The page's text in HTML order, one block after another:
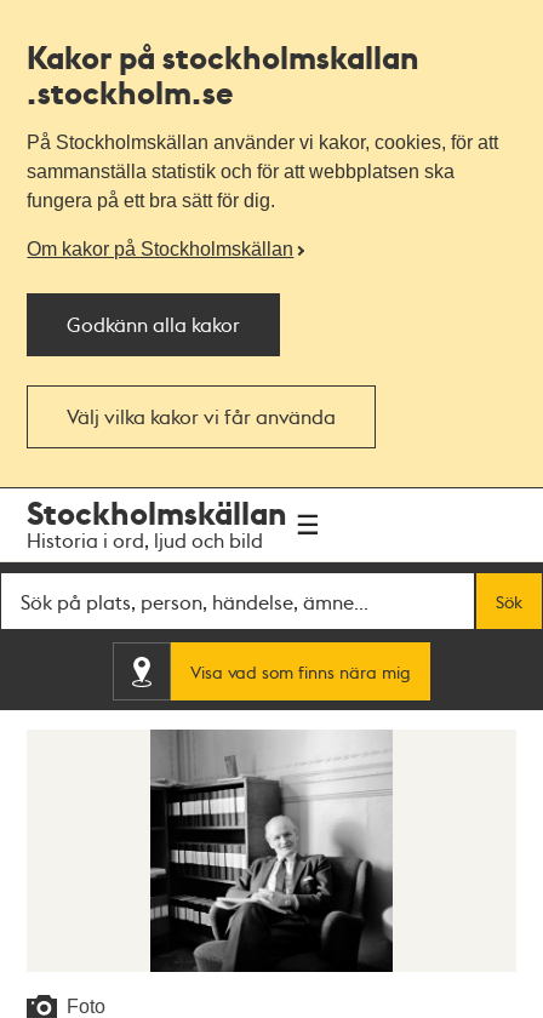
Kakor på stockholmskallan
.stockholm.se
På Stockholmskällan använder vi kakor, cookies, för att
sammanställa statistik och för att webbplatsen ska
fungera på ett bra sätt för dig.
Om kakor på Stockholmskällan
Godkänn alla kakor
Välj vilka kakor vi får använda
navigationen
huvudinnehållet
Stockholmskällan
Historia i ord, ljud och bild
Sök
Visa vad som finns nära mig
Foto